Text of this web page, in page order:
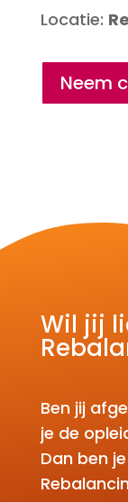
Locatie:
Neem
Wil jij
Ben jij
je de
Dan ben